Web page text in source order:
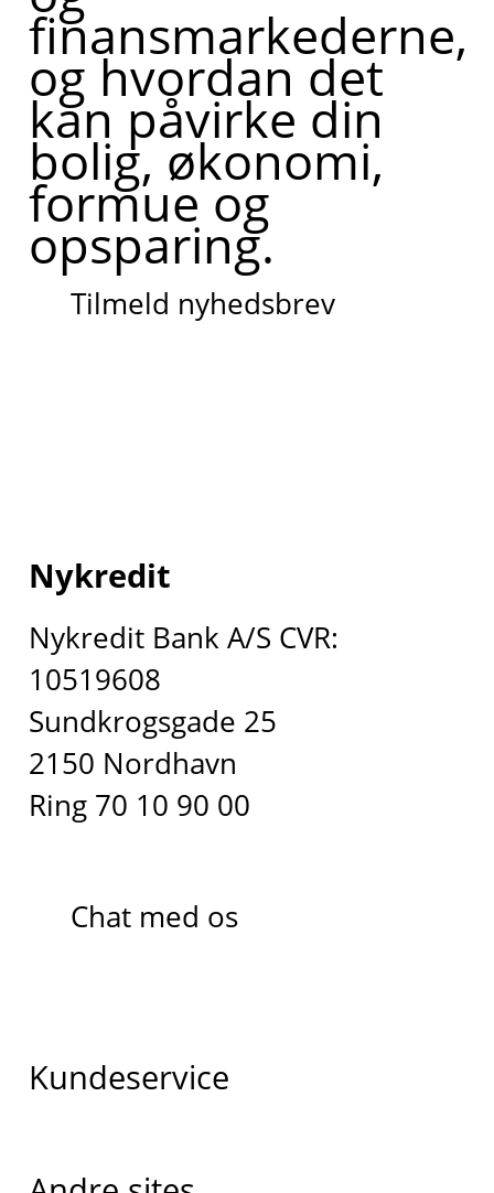
finansmarkederne,
og hvordan det
kan påvirke din
bolig, økonomi,
formue og
opsparing.
Tilmeld nyhedsbrev
Nykredit
Nykredit Bank A/S CVR:
10519608
Sundkrogsgade 25
2150 Nordhavn
Ring 70 10 90 00
Chat med os
Kundeservice